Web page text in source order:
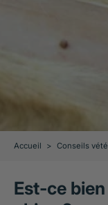
Accueil > Conseils
Est-ce